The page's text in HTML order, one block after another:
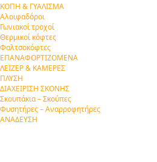
ΚΟΠΗ & ΓΥΑΛΙΣΜΑ
Αλοιφαδόροι
Γωνιακοί τροχοί
Θερμικοί κόφτες
Φαλτσοκόφτες
ΕΠΑΝΑΦΟΡΤΙΖΟΜΕΝΑ
ΛΕΪΖΕΡ & ΚΑΜΕΡΕΣ
ΠΛΥΣΗ
ΔΙΑΧΕΙΡΙΣΗ ΣΚΟΝΗΣ
Σκουπάκια – Σκούπες
Φυσητήρες – Αναρροφητήρες
ΑΝΑΔΕΥΣΗ